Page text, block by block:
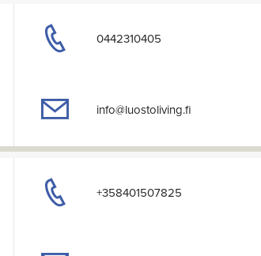
0442310405
info@luostoliving.fi
+358401507825